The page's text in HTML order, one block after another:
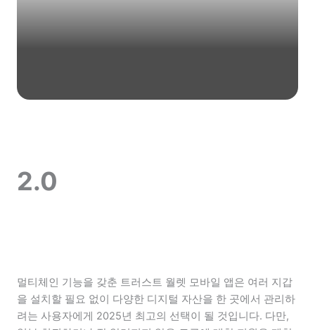
2.0
멀티체인 기능을 갖춘 트러스트 월렛 모바일 앱은 여러 지갑
을 설치할 필요 없이 다양한 디지털 자산을 한 곳에서 관리하
려는 사용자에게 2025년 최고의 선택이 될 것입니다. 다만,